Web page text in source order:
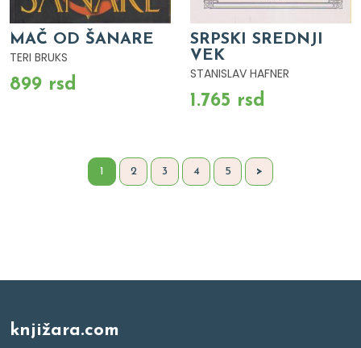
MAČ OD ŠANARE
TERI BRUKS
899 rsd
SRPSKI SREDNJI
VEK
STANISLAV HAFNER
1.765 rsd
1 2 3 4 5 >
knjižara.com